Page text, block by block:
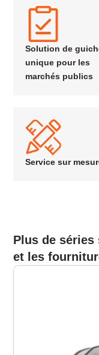
Solution de
unique pour les
marchés publics
Service sur
Plus de
et les